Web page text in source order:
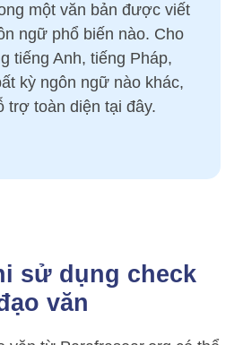
một văn bản được viết
ngữ phổ biến nào. Cho
tiếng Anh, tiếng Pháp,
kỳ ngôn ngữ nào khác,
trợ toàn diện tại đây.
sử dụng check
văn